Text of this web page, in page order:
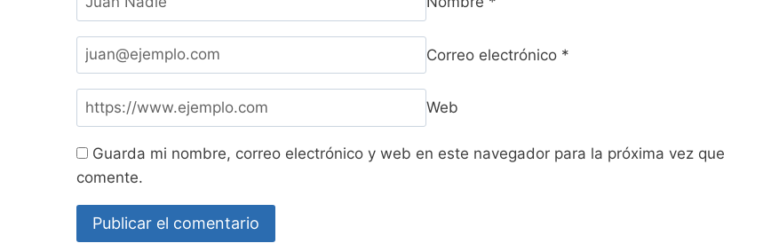
Correo electrónico *
Web
Guarda mi nombre, correo electrónico y web en este navegador para la próxima vez que
comente.